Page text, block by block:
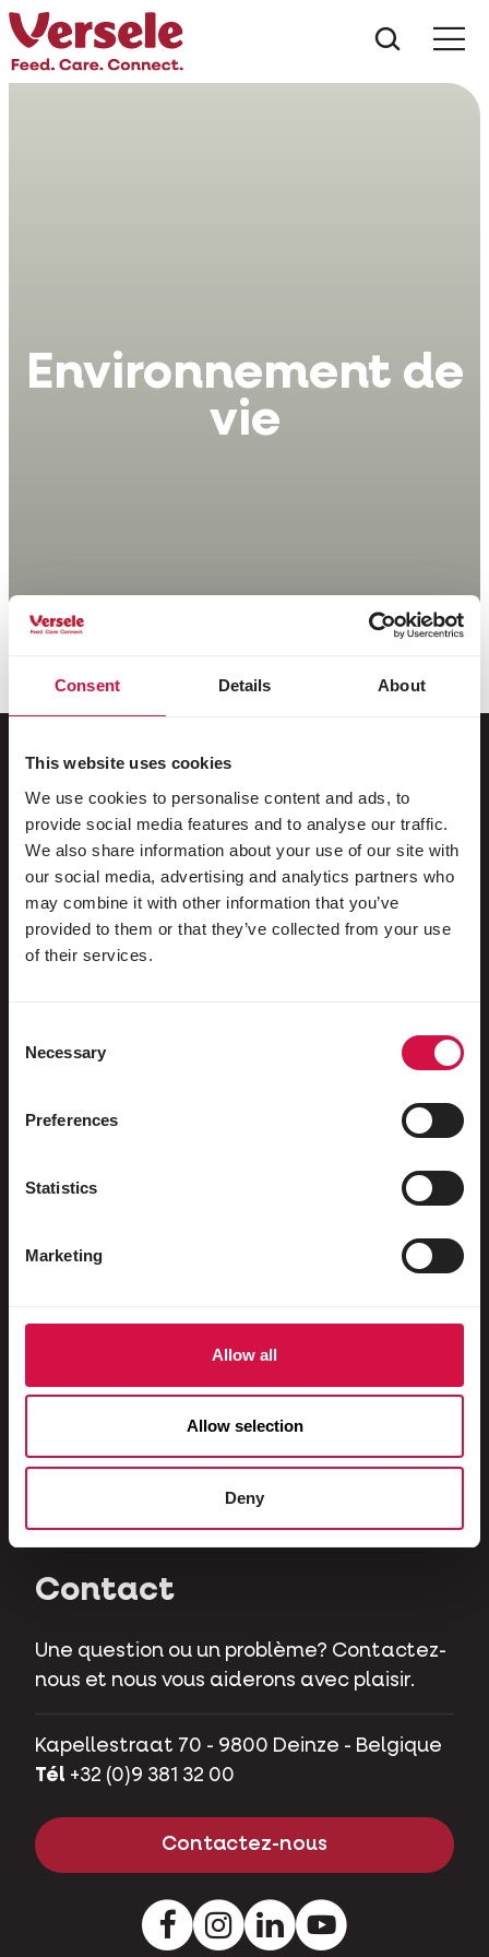
Consent Details About
This website uses cookies
We use cookies to personalise content and ads, to
provide social media features and to analyse our traffic.
We also share information about your use of our site with
our social media, advertising and analytics partners who
may combine it with other information that you’ve
provided to them or that they’ve collected from your use
of their services.
Selection
Necessary
Preferences
Statistics
Marketing
Allow all
Allow selection
Deny
Environnement de
vie
Pour votre animal
Oiseaux d'ornement
Oiseaux sauvages
Echassiers & oiseaux coureurs
Furets
Gallinacés
Cochons nains
Contact
Une question ou un problème? Contactez-
nous et nous vous aiderons avec plaisir.
Kapellestraat 70 - 9800 Deinze - Belgique
Tél +32 (0)9 381 32 00
Contactez-nous
FacebookInstagramLinkedInYoutube